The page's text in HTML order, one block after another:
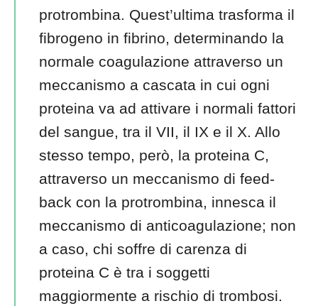
protrombina. Quest’ultima trasforma il
fibrogeno in fibrino, determinando la
normale coagulazione attraverso un
meccanismo a cascata in cui ogni
proteina va ad attivare i normali fattori
del sangue, tra il VII, il IX e il X. Allo
stesso tempo, però, la proteina C,
attraverso un meccanismo di feed-
back con la protrombina, innesca il
meccanismo di anticoagulazione; non
a caso, chi soffre di carenza di
proteina C è tra i soggetti
maggiormente a rischio di trombosi.